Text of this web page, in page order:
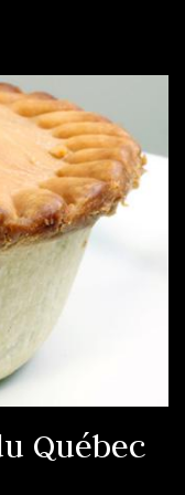
Québec